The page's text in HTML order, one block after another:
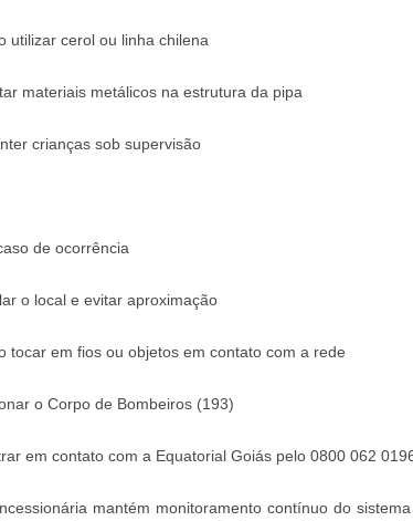
utilizar cerol ou linha chilena
materiais metálicos na estrutura da pipa
crianças sob supervisão
de ocorrência
o local e evitar aproximação
tocar em fios ou objetos em contato com a rede
o Corpo de Bombeiros (193)
em contato com a Equatorial Goiás pelo 0800 062
mantém monitoramento contínuo do